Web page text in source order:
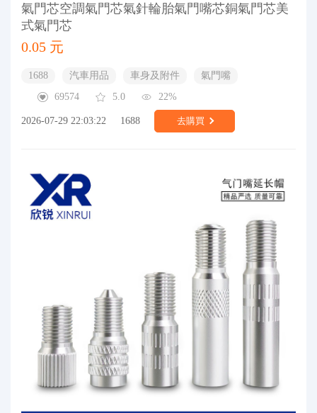
氣門芯空調氣門芯氣針輪胎氣門嘴芯銅氣門芯美
式氣門芯
0.05 元
1688 汽車用品 車身及附件
氣門嘴
69574
5.0 22%
2026-07-29 22:03:22 1688 去購買